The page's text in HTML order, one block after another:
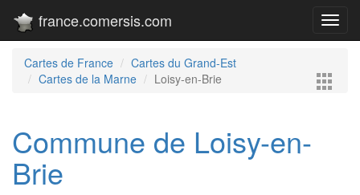
france.comersis.com
Cartes de France
Cartes du Grand-Est
Cartes de la Marne
Loisy-en-Brie
Commune de Loisy-en-
Brie